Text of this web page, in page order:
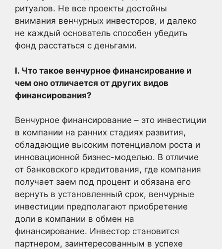
ритуалов. Не все проекты достойны
внимания венчурных инвесторов, и далеко
не каждый основатель способен убедить
фонд расстаться с деньгами.
I. Что такое венчурное финансирование и
чем оно отличается от других видов
финансирования?
Венчурное финансирование – это инвестиции
в компании на ранних стадиях развития,
обладающие высоким потенциалом роста и
инновационной бизнес-моделью. В отличие
от банковского кредитования, где компания
получает заем под процент и обязана его
вернуть в установленный срок, венчурные
инвестиции предполагают приобретение
доли в компании в обмен на
финансирование. Инвестор становится
партнером, заинтересованным в успехе